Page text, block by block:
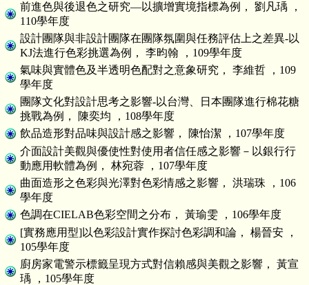
前進色與後退色之研究—以擴增實境指標為例， 劉凡瑀 ，
110學年度
設計團隊與非設計團隊在團隊氛圍與任務評估上之差異-以
KJ法進行色彩挑選為例， 李昀翰 ，109學年度
氣味與實體色及半透明色配對之意象研究， 李維哲 ，109
學年度
團隊文化對設計思考之影響-以台灣、日本團隊進行棉花糖
挑戰為例， 陳奕均 ，108學年度
飲品造形對品味與設計感之影響， 陳怡潔 ，107學年度
介面設計美觀與優使性對使用者信任感之影響－以銀行行
動應用軟體為例， 林宛蓉 ，107學年度
曲面造形之色彩與光澤對色彩情感之影響， 洪瑞珠 ，106
學年度
色調在CIELAB色彩空間之分布， 黃瑜雯 ，106學年度
[實務應用型]以色彩設計實作探討色彩調和論， 楊晉安 ，
105學年度
廚房家電警示標籤呈現方式對信賴感與美觀之影響， 黃宣
瑀 ，105學年度